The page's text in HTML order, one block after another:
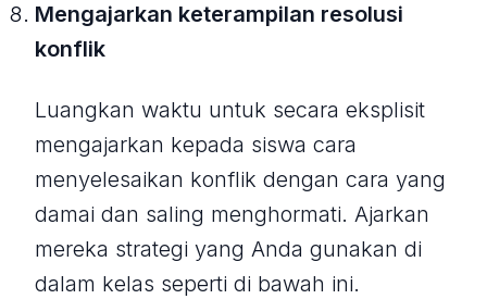
Mengajarkan keterampilan resolusi
konflik
Luangkan waktu untuk secara eksplisit
mengajarkan kepada siswa cara
menyelesaikan konflik dengan cara yang
damai dan saling menghormati. Ajarkan
mereka strategi yang Anda gunakan di
dalam kelas seperti di bawah ini.